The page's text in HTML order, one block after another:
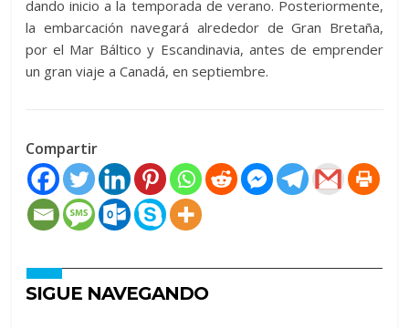
dando inicio a la temporada de verano. Posteriormente,
la embarcación navegará alrededor de Gran Bretaña,
por el Mar Báltico y Escandinavia, antes de emprender
un gran viaje a Canadá, en septiembre.
Compartir
SIGUE NAVEGANDO